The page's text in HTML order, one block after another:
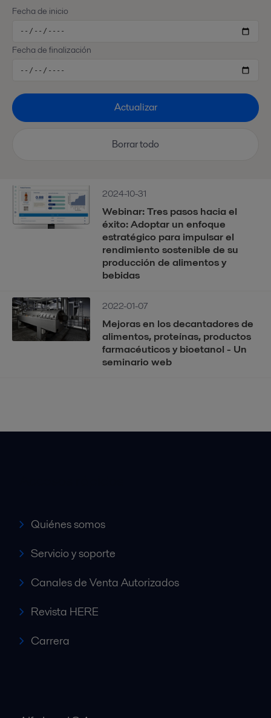
2024-10-31
Webinar: Tres pasos hacia el
éxito: Adoptar un enfoque
estratégico para impulsar el
rendimiento sostenible de su
producción de alimentos y
bebidas
2022-01-07
Mejoras en los decantadores de
alimentos, proteínas, productos
farmacéuticos y bioetanol - Un
seminario web
Fecha de inicio
Fecha de finalización
Actualizar
Borrar todo
Quiénes somos
Servicio y soporte
Canales de Venta Autorizados
Revista HERE
Carrera